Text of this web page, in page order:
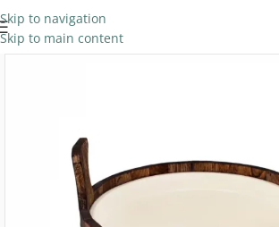
Skip to navigation
Skip to main content